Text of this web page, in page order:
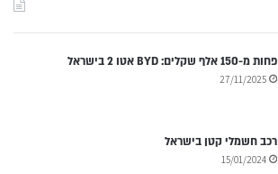
פחות מ-150 אלף שקלים: BYD אטו 2 בישראל
27/11/2025
רכב חשמלי קטן בישראל
15/01/2024